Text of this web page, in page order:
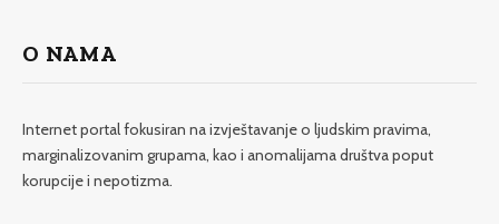
O NAMA
Internet portal fokusiran na izvještavanje o ljudskim pravima,
marginalizovanim grupama, kao i anomalijama društva poput
korupcije i nepotizma.